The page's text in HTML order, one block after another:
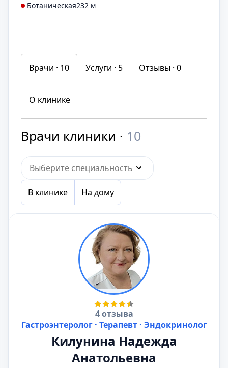
Ботаническая232 м
Врачи · 10 Услуги · 5 Отзывы · 0
О клинике
Врачи клиники · 10
Выберите специальность
В клинике На дому
4 отзыва
Гастроэнтеролог · Терапевт · Эндокринолог
Килунина Надежда
Анатольевна